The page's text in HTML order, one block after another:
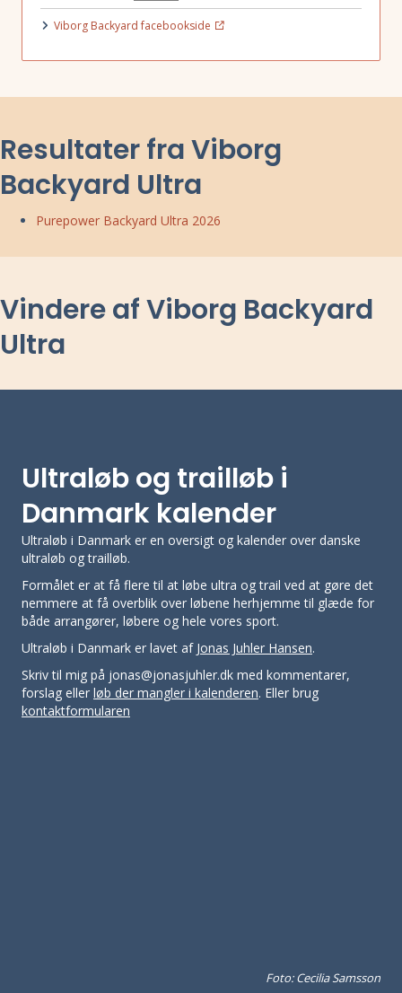
Viborg Backyard facebookside
Resultater fra Viborg
Backyard Ultra
Purepower Backyard Ultra 2026
Vindere af Viborg Backyard
Ultra
Ultraløb og trailløb i
Danmark kalender
Ultraløb i Danmark er en oversigt og kalender over danske
ultraløb og trailløb.
Formålet er at få flere til at løbe ultra og trail ved at gøre det
nemmere at få overblik over løbene herhjemme til glæde for
både arrangører, løbere og hele vores sport.
Ultraløb i Danmark er lavet af Jonas Juhler Hansen.
Skriv til mig på jonas@jonasjuhler.dk med kommentarer,
forslag eller løb der mangler i kalenderen. Eller brug
kontaktformularen
Foto: Cecilia Samsson